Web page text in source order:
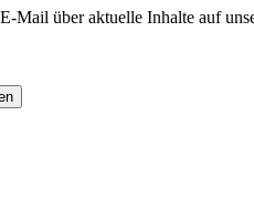
über aktuelle Inhalte auf